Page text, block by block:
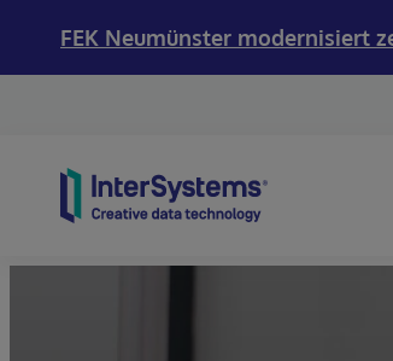
FEK Neumünster modernisiert